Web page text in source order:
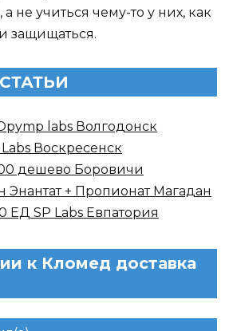
не учиться чему-то у них, как
защищаться.
labs Волгодонск
Воскресенск
дешево Боровичи
Энантат + Пропионат Магадан
ЕД SP Labs Евпатория
к Кломед доставка